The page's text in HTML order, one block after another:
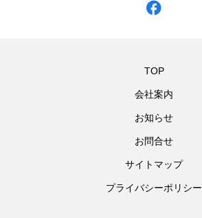
TOP
会社案内
お知らせ
お問合せ
サイトマップ
プライバシーポリシー